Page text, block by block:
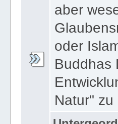
aber
oder
Buddhas
Natur" zu